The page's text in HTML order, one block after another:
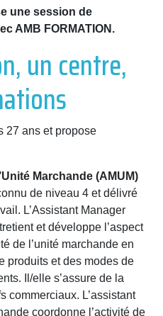
une session de
AMB FORMATION.
un centre,
27 ans et propose
Marchande (AMUM)
de niveau 4 et délivré
L’Assistant Manager
et développe l’aspect
de l’unité marchande en
produits et des modes de
Il/elle s’assure de la
commerciaux. L’assistant
coordonne l’activité de